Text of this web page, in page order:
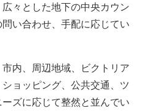
々とした地下の中央カウン
い合わせ、手配に応じてい
内、周辺地域、ビクトリア
ョッピング、公共交通、ツ
ズに応じて整然と並んでい